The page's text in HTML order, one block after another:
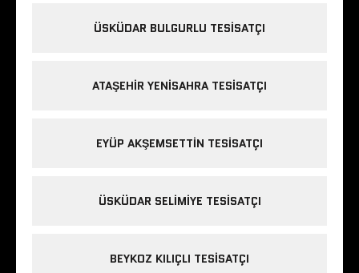
ÜSKÜDAR BULGURLU TESISATÇI
ATAŞEHIR YENISAHRA TESISATÇI
EYÜP AKŞEMSETTIN TESISATÇI
ÜSKÜDAR SELIMIYE TESISATÇI
BEYKOZ KILIÇLI TESISATÇI